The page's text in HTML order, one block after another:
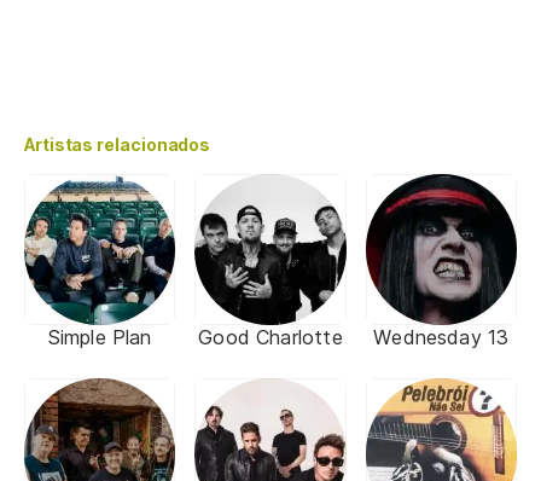
Artistas relacionados
Simple Plan Good Charlotte Wednesday 13